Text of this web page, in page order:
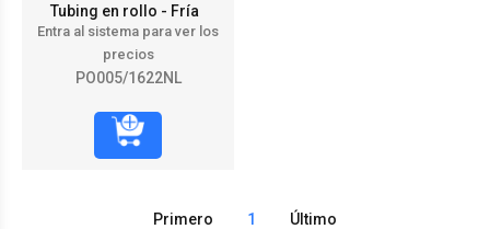
Tubing en rollo - Fría
Entra al sistema para ver los
precios
PO005/1622NL
Primero 1 Último